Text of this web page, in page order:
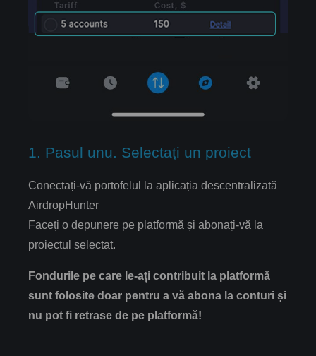
1. Pasul unu. Selectați un proiect
Conectați-vă portofelul la aplicația descentralizată
AirdropHunter
Faceți o depunere pe platformă și abonați-vă la
proiectul selectat.
Fondurile pe care le-ați contribuit la platformă
sunt folosite doar pentru a vă abona la conturi și
nu pot fi retrase de pe platformă!